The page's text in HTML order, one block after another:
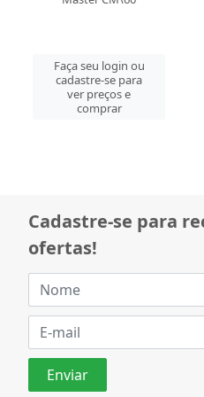
Faça seu login ou
cadastre-se para
ver preços e
comprar
Cadastre-se para
ofertas!